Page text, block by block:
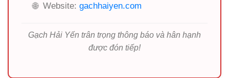
🌐 Website: gachhaiyen.com
Gạch Hải Yến trân trọng thông báo và hân hạnh
được đón tiếp!